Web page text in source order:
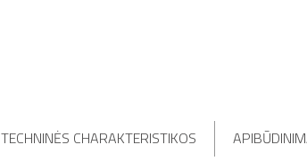
TECHNINĖS CHARAKTERISTIKOS